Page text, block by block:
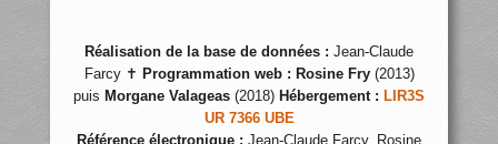
Réalisation de la base de données : Jean-Claude
Farcy ✝ Programmation web : Rosine Fry(2013)
puis Morgane Valageas (2018) Hébergement : LIR3S
UR 7366 UBE
Référence électronique : Jean-Claude Farcy, Rosine